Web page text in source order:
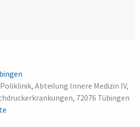
Abteilung Innere Medizin IV,
72076 Tübingen